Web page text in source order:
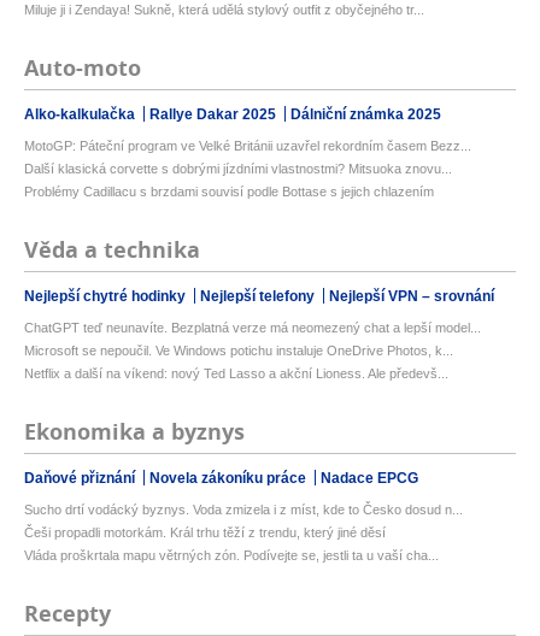
Miluje ji i Zendaya! Sukně, která udělá stylový outfit z obyčejného tr...
Auto-moto
Alko-kalkulačka Rallye Dakar 2025 Dálniční známka 2025
MotoGP: Páteční program ve Velké Británii uzavřel rekordním časem Bezz...
Další klasická corvette s dobrými jízdními vlastnostmi? Mitsuoka znovu...
Problémy Cadillacu s brzdami souvisí podle Bottase s jejich chlazením
Věda a technika
Nejlepší chytré hodinky Nejlepší telefony Nejlepší VPN – srovnání
ChatGPT teď neunavíte. Bezplatná verze má neomezený chat a lepší model...
Microsoft se nepoučil. Ve Windows potichu instaluje OneDrive Photos, k...
Netflix a další na víkend: nový Ted Lasso a akční Lioness. Ale předevš...
Ekonomika a byznys
Daňové přiznání Novela zákoníku práce Nadace EPCG
Sucho drtí vodácký byznys. Voda zmizela i z míst, kde to Česko dosud n...
Češi propadli motorkám. Král trhu těží z trendu, který jiné děsí
Vláda proškrtala mapu větrných zón. Podívejte se, jestli ta u vaší cha...
Recepty